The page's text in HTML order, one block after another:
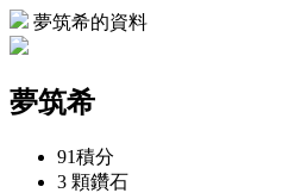
夢筑希的資料
夢筑希
91積分
3 顆鑽石